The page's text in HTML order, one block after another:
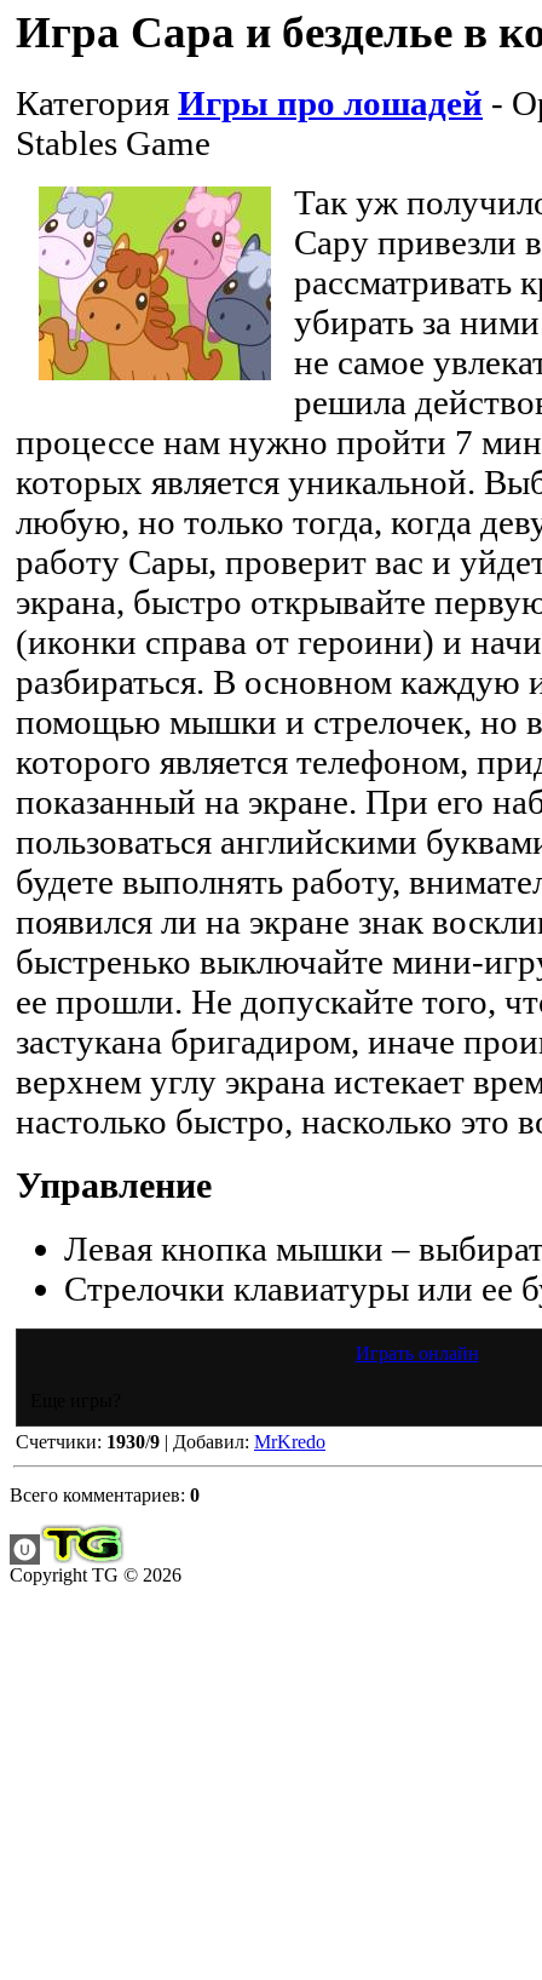
Игра Сара и безделье в
Категория Игры про лошадей -
Stables Game
Так уж
Сару привезли
рассматривать
убирать за
не самое
решила
процессе нам нужно пройти 7
которых является уникальной.
любую, но только тогда, когда
работу Сары, проверит вас и
экрана, быстро открывайте
(иконки справа от героини) и
разбираться. В основном каждую
помощью мышки и стрелочек, но
которого является телефоном,
показанный на экране. При его
пользоваться английскими
будете выполнять работу,
появился ли на экране знак
быстренько выключайте мини-
ее прошли. Не допускайте того,
застукана бригадиром, иначе
верхнем углу экрана истекает
настолько быстро, насколько это
Управление
Левая кнопка мышки –
Стрелочки клавиатуры или ее
Играть онлайн
Счетчики: 1930/9 | Добавил: MrKredo
Всего комментариев: 0
Copyright TG © 2026